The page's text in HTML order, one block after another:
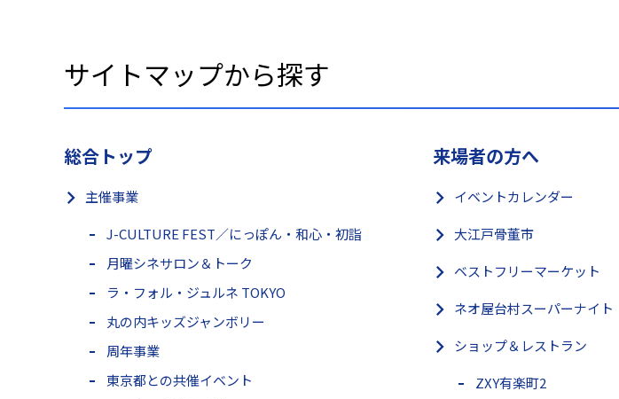
サイトマップから探す
総合トップ
主催事業
J-CULTURE FEST／にっぽん・和心・初詣
月曜シネサロン＆トーク
ラ・フォル・ジュルネ TOKYO
丸の内キッズジャンボリー
周年事業
東京都との共催イベント
来場者の方へ
イベントカレンダー
大江戸骨董市
ベストフリーマーケット
ネオ屋台村スーパーナイト
ショップ＆レストラン
ZXY有楽町2